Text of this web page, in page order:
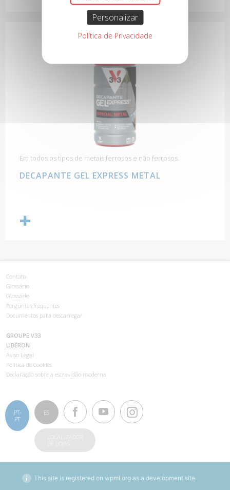
Em todos os tipos de metais ferrosos e não ferrosos.
DECAPANTE GEL EXPRESS METAL
Contato
Glossário
Glossário
Perguntas frequentes
Documentos para descarregar
GROUPE V33
LIBÉRON
Aviso Legal
Política de Cookies
Declaração sobre a escravidão moderna
PT-
PT
ES
This site is registered on wpml.org as a development site.
Personalizar
Política de Privacidade